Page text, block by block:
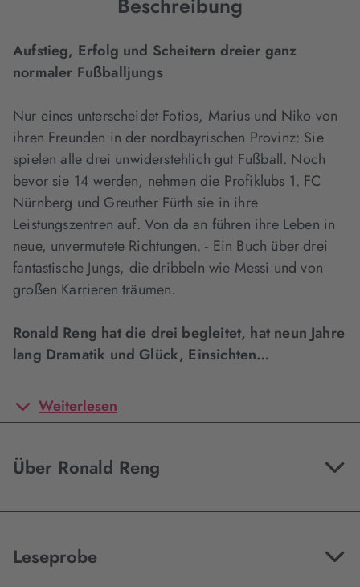
Aufstieg, Erfolg und Scheitern dreier ganz
normaler Fußballjungs
Nur eines unterscheidet Fotios, Marius und Niko von
ihren Freunden in der nordbayrischen Provinz: Sie
spielen alle drei unwiderstehlich gut Fußball. Noch
bevor sie 14 werden, nehmen die Profiklubs 1. FC
Nürnberg und Greuther Fürth sie in ihre
Leistungszentren auf. Von da an führen ihre Leben in
neue, unvermutete Richtungen. - Ein Buch über drei
fantastische Jungs, die dribbeln wie Messi und von
großen Karrieren träumen.
Ronald Reng hat die drei begleitet, hat neun Jahre
lang Dramatik und Glück, Einsichten…
Weiterlesen
Über Ronald Reng
Leseprobe